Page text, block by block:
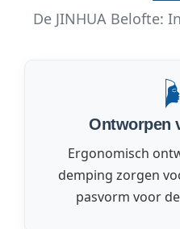
De JINHUA Belofte:
Ontworpen
Ergonomisch
demping zorgen
pasvorm voor